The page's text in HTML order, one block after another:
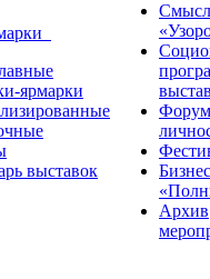
ярмарки
выставок
Форум
Архив